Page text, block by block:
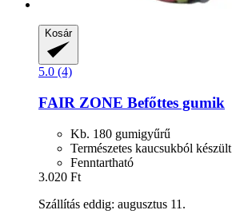
Kosár
5.0 (4)
FAIR ZONE Befőttes gumik
Kb. 180 gumigyűrű
Természetes kaucsukból készült
Fenntartható
3.020 Ft
Szállítás eddig: augusztus 11.